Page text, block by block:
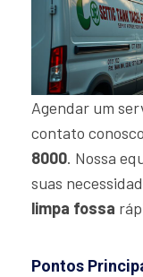
Agendar um
contato
8000. Nossa
suas
limpa fossa
Pontos